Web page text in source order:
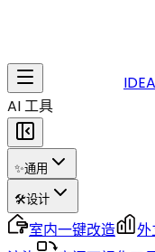
AI 工具
✨通用
🛠️设计
室内一键改造 外